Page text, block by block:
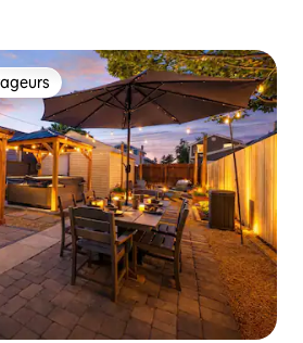
parmi les plus aimés